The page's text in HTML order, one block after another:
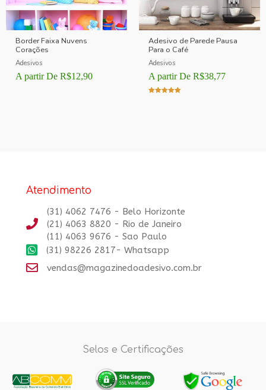
Border Faixa Nuvens
Corações
Adesivos
A partir De R$12,90
Adesivo de Parede Pausa
Para o Café
Adesivos
A partir De R$38,77
Atendimento
(31) 4062 7476 - Belo Horizonte
(21) 4063 8820 - Rio de Janeiro
(11) 4063 9676 - Sao Paulo
(31) 98226 2817- Whatsapp
vendas@magazinedoadesivo.com.br
Selos e Certificações